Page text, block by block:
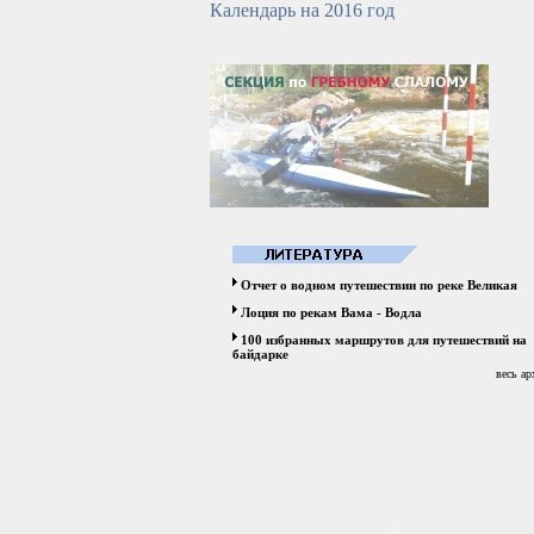
Календарь на 2016 год
Отчет о водном путешествии по реке Великая
Лоция по рекам Вама - Водла
100 избранных маршрутов для путешествий на
байдарке
весь